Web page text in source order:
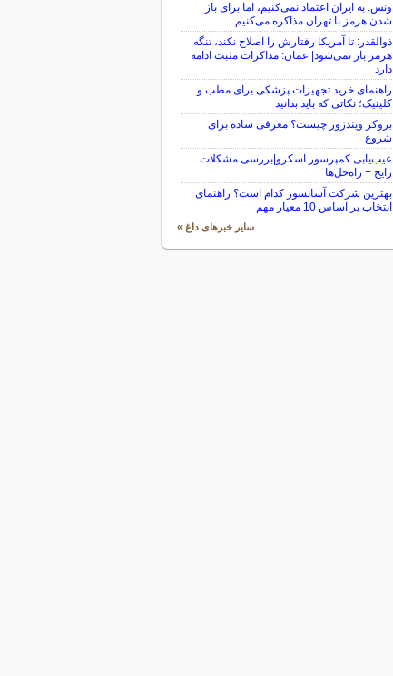
ونس: به ایران اعتماد نمی‌کنیم، اما برای باز
شدن هرمز با تهران مذاکره می‌کنیم
ذوالقدر: تا آمریکا رفتارش را اصلاح نکند، تنگه
هرمز باز نمی‌شود| عمان: مذاکرات مثبت ادامه
دارد
راهنمای خرید تجهیزات پزشکی برای مطب و
کلینیک؛ نکاتی که باید بدانید
بروکر ویندزور چیست؟ معرفی ساده برای
شروع
عیب‌یابی کمپرسور اسکرو|بررسی مشکلات
رایج + راه‌حل‌ها
بهترین شرکت آسانسور کدام است؟ راهنمای
انتخاب بر اساس 10 معیار مهم
سایر خبرهای داغ »